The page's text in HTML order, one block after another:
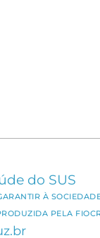
do SUS
À
PELA